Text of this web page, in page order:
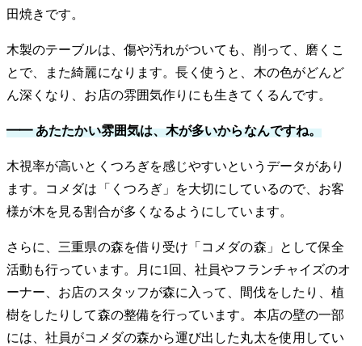
田焼きです。
木製のテーブルは、傷や汚れがついても、削って、磨くこ
とで、また綺麗になります。長く使うと、木の色がどんど
ん深くなり、お店の雰囲気作りにも生きてくるんです。
━━ あたたかい雰囲気は、木が多いからなんですね。
木視率が高いとくつろぎを感じやすいというデータがあり
ます。コメダは「くつろぎ」を大切にしているので、お客
様が木を見る割合が多くなるようにしています。
さらに、三重県の森を借り受け「コメダの森」として保全
活動も行っています。月に1回、社員やフランチャイズのオ
ーナー、お店のスタッフが森に入って、間伐をしたり、植
樹をしたりして森の整備を行っています。本店の壁の一部
には、社員がコメダの森から運び出した丸太を使用してい